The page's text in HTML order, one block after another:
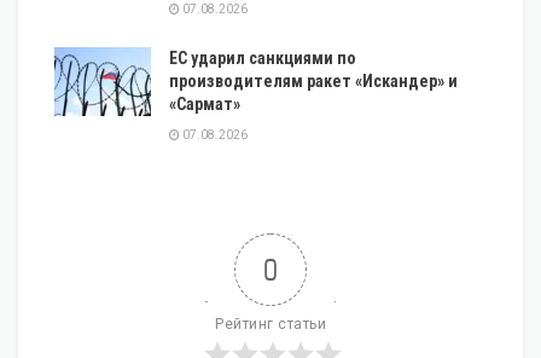
07.08.2026
ЕС ударил санкциями по
производителям ракет «Искандер» и
«Сармат»
07.08.2026
0
Рейтинг статьи